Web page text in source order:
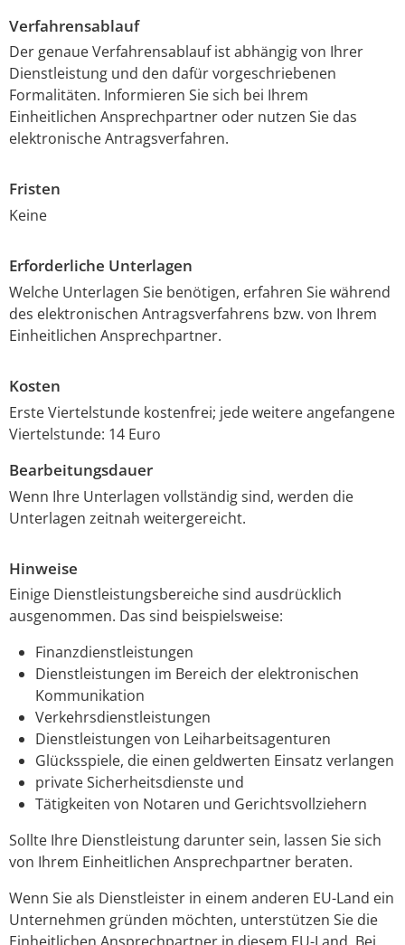
Verfahrensablauf
Der genaue Verfahrensablauf ist abhängig von Ihrer
Dienstleistung und den dafür vorgeschriebenen
Formalitäten. Informieren Sie sich bei Ihrem
Einheitlichen Ansprechpartner oder nutzen Sie das
elektronische Antragsverfahren.
Fristen
Keine
Erforderliche Unterlagen
Welche Unterlagen Sie benötigen, erfahren Sie während
des elektronischen Antragsverfahrens bzw. von Ihrem
Einheitlichen Ansprechpartner.
Kosten
Erste Viertelstunde kostenfrei; jede weitere angefangene
Viertelstunde: 14 Euro
Bearbeitungsdauer
Wenn Ihre Unterlagen vollständig sind, werden die
Unterlagen zeitnah weitergereicht.
Hinweise
Einige Dienstleistungsbereiche sind ausdrücklich
ausgenommen. Das sind beispielsweise:
Finanzdienstleistungen
Dienstleistungen im Bereich der elektronischen
Kommunikation
Verkehrsdienstleistungen
Dienstleistungen von Leiharbeitsagenturen
Glücksspiele, die einen geldwerten Einsatz verlangen
private Sicherheitsdienste und
Tätigkeiten von Notaren und Gerichtsvollziehern
Sollte Ihre Dienstleistung darunter sein, lassen Sie sich
von Ihrem Einheitlichen Ansprechpartner beraten.
Wenn Sie als Dienstleister in einem anderen EU-Land ein
Unternehmen gründen möchten, unterstützen Sie die